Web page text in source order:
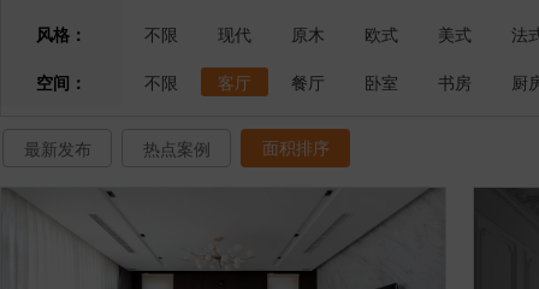
风格：
不限 现代 原木 欧式 美式
法
空间：
不限 客厅 餐厅 卧室 书房 厨
最新发布 热点案例 面积排序